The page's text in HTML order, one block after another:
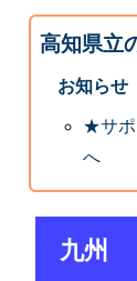
高知県立
お知らせ
★サポ
へ
九州